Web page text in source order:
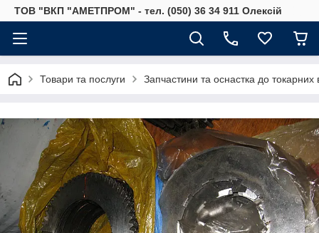
ТОВ "ВКП "АМЕТПРОМ" - тел. (050) 36 34 911 Олексій
Товари та послуги Запчастини та оснастка до токарних